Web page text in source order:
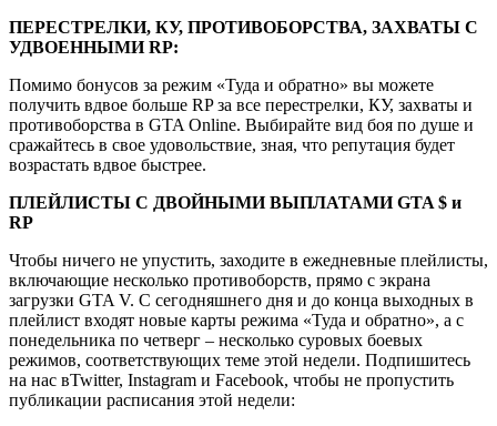
ПЕРЕСТРЕЛКИ, КУ, ПРОТИВОБОРСТВА, ЗАХВАТЫ С
УДВОЕННЫМИ RP:
Помимо бонусов за режим «Туда и обратно» вы можете
получить вдвое больше RP за все перестрелки, КУ, захваты и
противоборства в GTA Online. Выбирайте вид боя по душе и
сражайтесь в свое удовольствие, зная, что репутация будет
возрастать вдвое быстрее.
ПЛЕЙЛИСТЫ С ДВОЙНЫМИ ВЫПЛАТАМИ GTA $ и
RP
Чтобы ничего не упустить, заходите в ежедневные плейлисты,
включающие несколько противоборств, прямо с экрана
загрузки GTA V. С сегодняшнего дня и до конца выходных в
плейлист входят новые карты режима «Туда и обратно», а с
понедельника по четверг – несколько суровых боевых
режимов, соответствующих теме этой недели. Подпишитесь
на нас вTwitter, Instagram и Facebook, чтобы не пропустить
публикации расписания этой недели: